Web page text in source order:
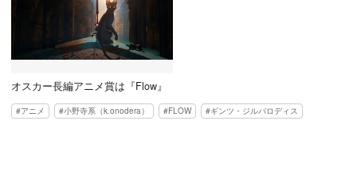
オスカー長編アニメ賞は『Flow』
アニメ 小野寺系（k.onodera） FLOW ギンツ・ジルバロディス